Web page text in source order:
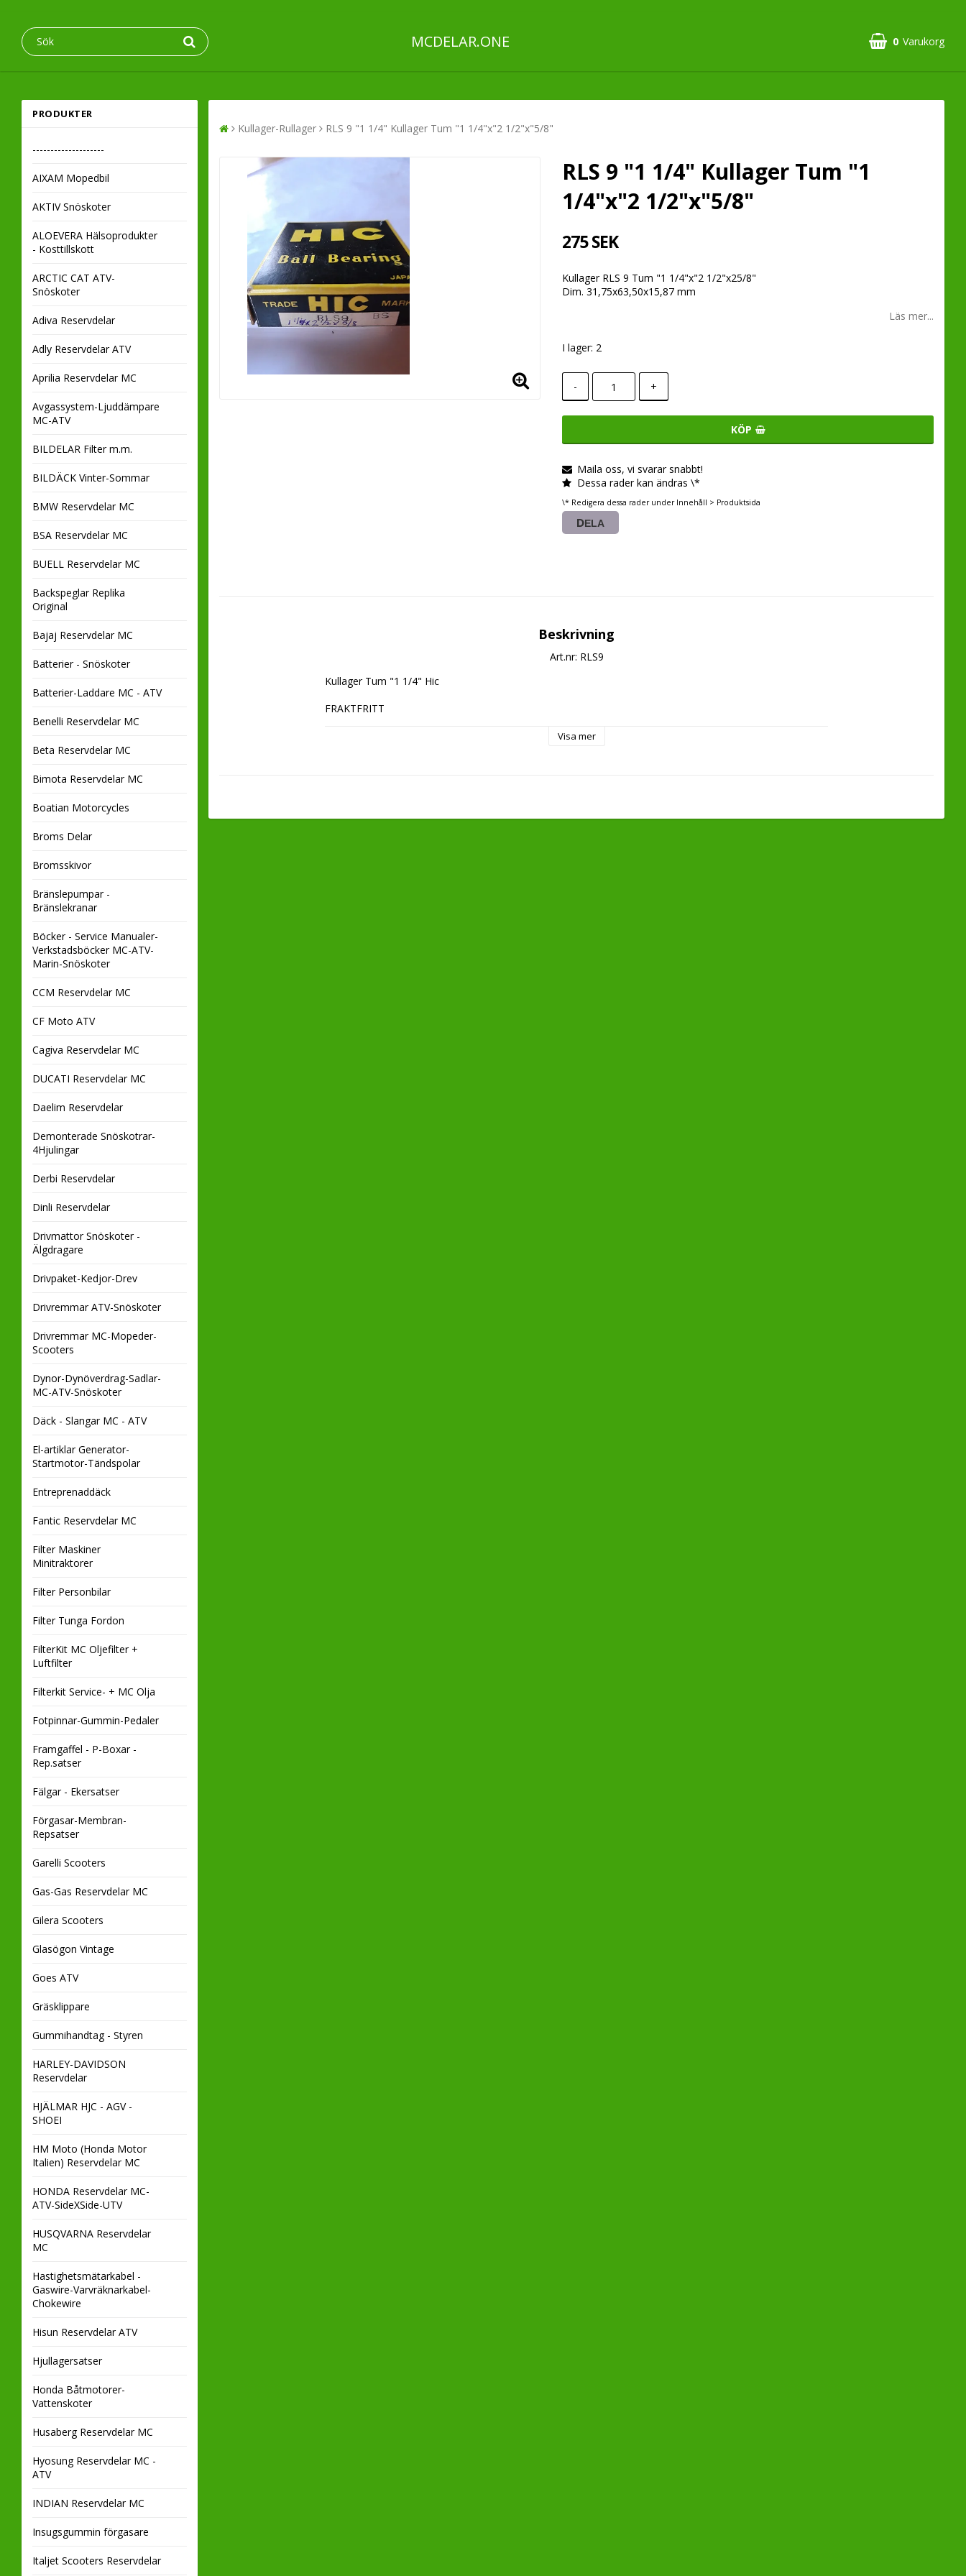
MCDELAR.ONE 0 Varukorg
PRODUKTER
--------------------
AIXAM Mopedbil
AKTIV Snöskoter
ALOEVERA Hälsoprodukter
- Kosttillskott
ARCTIC CAT ATV-
Snöskoter
Adiva Reservdelar
Adly Reservdelar ATV
Aprilia Reservdelar MC
Avgassystem-Ljuddämpare
MC-ATV
BILDELAR Filter m.m.
BILDÄCK Vinter-Sommar
BMW Reservdelar MC
BSA Reservdelar MC
BUELL Reservdelar MC
Backspeglar Replika
Original
Bajaj Reservdelar MC
Batterier - Snöskoter
Batterier-Laddare MC - ATV
Benelli Reservdelar MC
Beta Reservdelar MC
Bimota Reservdelar MC
Boatian Motorcycles
Broms Delar
Bromsskivor
Bränslepumpar -
Bränslekranar
Böcker - Service Manualer-
Verkstadsböcker MC-ATV-
Marin-Snöskoter
CCM Reservdelar MC
CF Moto ATV
Cagiva Reservdelar MC
DUCATI Reservdelar MC
Daelim Reservdelar
Demonterade Snöskotrar-
4Hjulingar
Derbi Reservdelar
Dinli Reservdelar
Drivmattor Snöskoter -
Älgdragare
Drivpaket-Kedjor-Drev
Drivremmar ATV-Snöskoter
Drivremmar MC-Mopeder-
Scooters
Dynor-Dynöverdrag-Sadlar-
MC-ATV-Snöskoter
Däck - Slangar MC - ATV
El-artiklar Generator-
Startmotor-Tändspolar
Entreprenaddäck
Fantic Reservdelar MC
Filter Maskiner
Minitraktorer
Filter Personbilar
Filter Tunga Fordon
FilterKit MC Oljefilter +
Luftfilter
Filterkit Service- + MC Olja
Fotpinnar-Gummin-Pedaler
Framgaffel - P-Boxar -
Rep.satser
Fälgar - Ekersatser
Förgasar-Membran-
Repsatser
Garelli Scooters
Gas-Gas Reservdelar MC
Gilera Scooters
Glasögon Vintage
Goes ATV
Gräsklippare
Gummihandtag - Styren
HARLEY-DAVIDSON
Reservdelar
HJÄLMAR HJC - AGV -
SHOEI
HM Moto (Honda Motor
Italien) Reservdelar MC
HONDA Reservdelar MC-
ATV-SideXSide-UTV
HUSQVARNA Reservdelar
MC
Hastighetsmätarkabel -
Gaswire-Varvräknarkabel-
Chokewire
Hisun Reservdelar ATV
Hjullagersatser
Honda Båtmotorer-
Vattenskoter
Husaberg Reservdelar MC
Hyosung Reservdelar MC -
ATV
INDIAN Reservdelar MC
Insugsgummin förgasare
Italjet Scooters Reservdelar
Kullager-Rullager RLS 9 "1 1/4" Kullager Tum "1 1/4"x"2 1/2"x"5/8"
RLS 9 "1 1/4" Kullager Tum "1
1/4"x"2 1/2"x"5/8"
275 SEK
Kullager RLS 9 Tum "1 1/4"x"2 1/2"x25/8"
Dim. 31,75x63,50x15,87 mm
Läs mer...
I lager: 2
- +
KÖP
Maila oss, vi svarar snabbt!
Dessa rader kan ändras \*
\* Redigera dessa rader under Innehåll > Produktsida
DELA
Beskrivning
Art.nr: RLS9
Kullager Tum "1 1/4" Hic
FRAKTFRITT
Visa mer